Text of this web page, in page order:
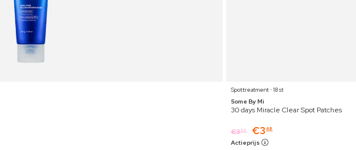
Spottreatment ⋅ 18 st
Some By Mi
30 days Miracle Clear Spot Patches
€359 €3 48
Actieprijs